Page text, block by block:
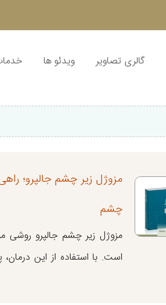
گالری تصاویر ویدئو ها
مزوژل زیر چشم جالپرو؛
چشم
مزوژل زیر چشم جالپرو روشی
است. با استفاده از این